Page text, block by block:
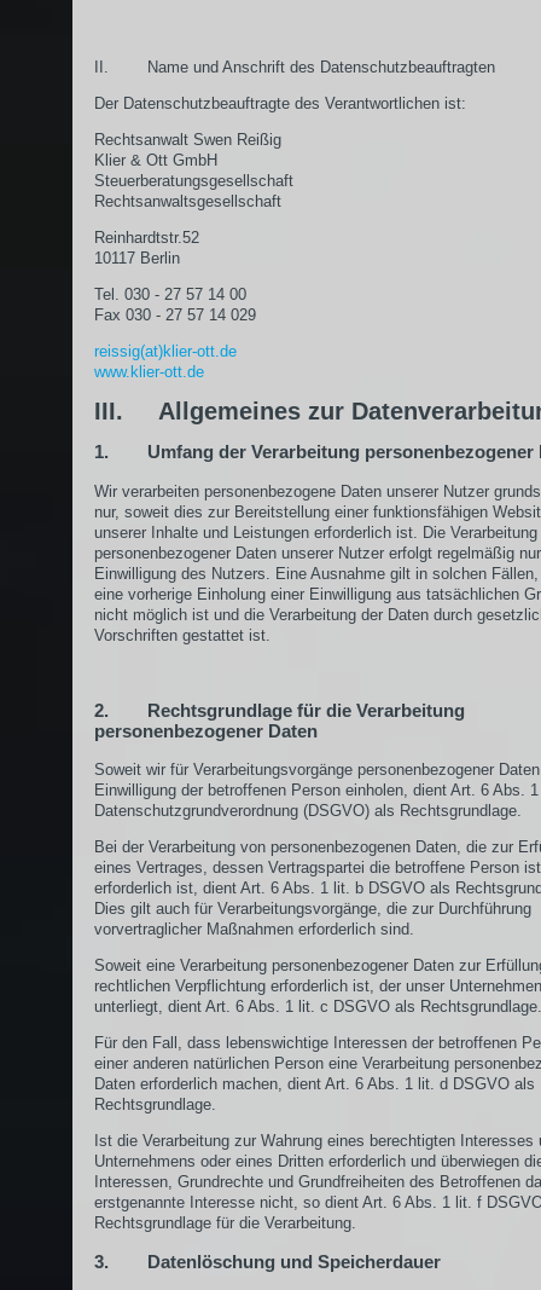
II. Name und Anschrift des Datenschutzbeauftragten
Der Datenschutzbeauftragte des Verantwortlichen ist:
Rechtsanwalt Swen Reißig
Klier & Ott GmbH
Steuerberatungsgesellschaft
Rechtsanwaltsgesellschaft
Reinhardtstr.52
10117 Berlin
Tel. 030 - 27 57 14 00
Fax 030 - 27 57 14 029
reissig(at)klier-ott.de
www.klier-ott.de
III. Allgemeines zur
1. Umfang der Verarbeitung personenbezogener
Wir verarbeiten personenbezogene Daten unserer Nutzer
nur, soweit dies zur Bereitstellung einer funktionsfähigen
unserer Inhalte und Leistungen erforderlich ist. Die Verarbeitung
personenbezogener Daten unserer Nutzer erfolgt regelmäßig
Einwilligung des Nutzers. Eine Ausnahme gilt in solchen
eine vorherige Einholung einer Einwilligung aus tatsächlichen
nicht möglich ist und die Verarbeitung der Daten durch
Vorschriften gestattet ist.
2. Rechtsgrundlage für die Verarbeitung
personenbezogener Daten
Soweit wir für Verarbeitungsvorgänge personenbezogener
Einwilligung der betroffenen Person einholen, dient Art. 6 Abs.
Datenschutzgrundverordnung (DSGVO) als Rechtsgrundlage.
Bei der Verarbeitung von personenbezogenen Daten, die zur
eines Vertrages, dessen Vertragspartei die betroffene Person
erforderlich ist, dient Art. 6 Abs. 1 lit. b DSGVO als
Dies gilt auch für Verarbeitungsvorgänge, die zur Durchführung
vorvertraglicher Maßnahmen erforderlich sind.
Soweit eine Verarbeitung personenbezogener Daten zur
rechtlichen Verpflichtung erforderlich ist, der unser Unternehmen
unterliegt, dient Art. 6 Abs. 1 lit. c DSGVO als Rechtsgrundlage.
Für den Fall, dass lebenswichtige Interessen der betroffenen
einer anderen natürlichen Person eine Verarbeitung
Daten erforderlich machen, dient Art. 6 Abs. 1 lit. d DSGVO als
Rechtsgrundlage.
Ist die Verarbeitung zur Wahrung eines berechtigten Interesses
Unternehmens oder eines Dritten erforderlich und überwiegen
Interessen, Grundrechte und Grundfreiheiten des Betroffenen
erstgenannte Interesse nicht, so dient Art. 6 Abs. 1 lit. f
Rechtsgrundlage für die Verarbeitung.
3. Datenlöschung und Speicherdauer